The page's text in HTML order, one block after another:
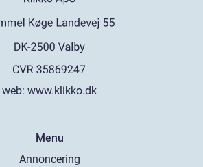
web: www.klikko.dk
Menu
Annoncering